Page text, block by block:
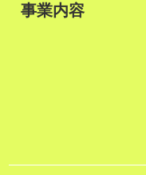
事業内容